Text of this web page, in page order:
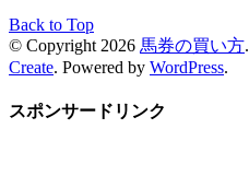
Back to Top
© Copyright 2026 馬券の買い方.
Create. Powered by WordPress.
スポンサードリンク